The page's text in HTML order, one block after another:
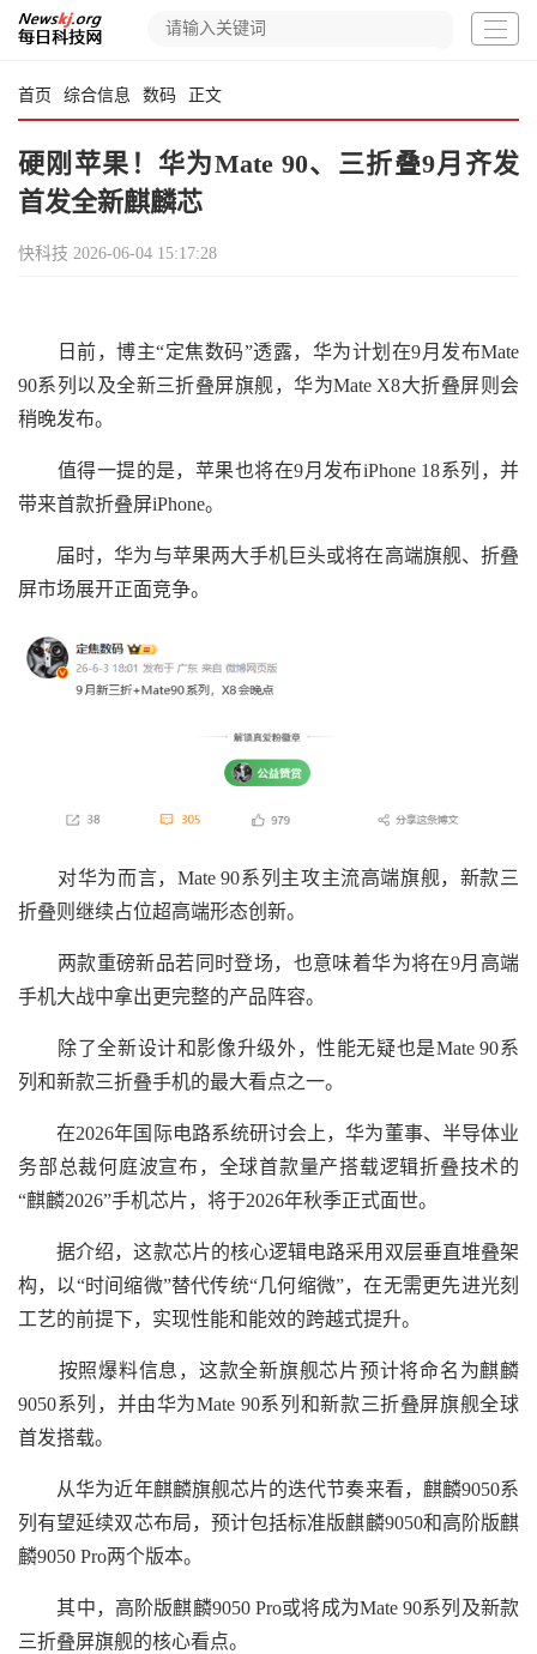
首页 综合信息 数码 正文
硬刚苹果！华为Mate 90、三折叠9月齐发
首发全新麒麟芯
快科技 2026-06-04 15:17:28
日前，博主“定焦数码”透露，华为计划在9月发布Mate
90系列以及全新三折叠屏旗舰，华为Mate X8大折叠屏则会
稍晚发布。
值得一提的是，苹果也将在9月发布iPhone 18系列，并
带来首款折叠屏iPhone。
届时，华为与苹果两大手机巨头或将在高端旗舰、折叠
屏市场展开正面竞争。
对华为而言，Mate 90系列主攻主流高端旗舰，新款三
折叠则继续占位超高端形态创新。
两款重磅新品若同时登场，也意味着华为将在9月高端
手机大战中拿出更完整的产品阵容。
除了全新设计和影像升级外，性能无疑也是Mate 90系
列和新款三折叠手机的最大看点之一。
在2026年国际电路系统研讨会上，华为董事、半导体业
务部总裁何庭波宣布，全球首款量产搭载逻辑折叠技术的
“麒麟2026”手机芯片，将于2026年秋季正式面世。
据介绍，这款芯片的核心逻辑电路采用双层垂直堆叠架
构，以“时间缩微”替代传统“几何缩微”，在无需更先进光刻
工艺的前提下，实现性能和能效的跨越式提升。
按照爆料信息，这款全新旗舰芯片预计将命名为麒麟
9050系列，并由华为Mate 90系列和新款三折叠屏旗舰全球
首发搭载。
从华为近年麒麟旗舰芯片的迭代节奏来看，麒麟9050系
列有望延续双芯布局，预计包括标准版麒麟9050和高阶版麒
麟9050 Pro两个版本。
其中，高阶版麒麟9050 Pro或将成为Mate 90系列及新款
三折叠屏旗舰的核心看点。